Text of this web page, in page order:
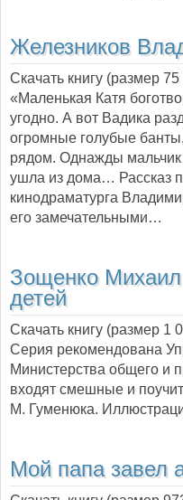
Железников
Скачать книгу (размер
«Маленькая Катя
угодно. А вот Вадика
огромные голубые
рядом. Однажды мальчик
ушла из дома… Рассказ
кинодраматурга
его замечательными…
Зощенко
детей
Скачать книгу (размер 1
Серия рекомендована
Министерства общего и
входят смешные и
М. Гуменюка.
Мой папа завел